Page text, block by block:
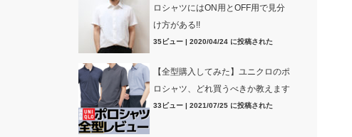
ロシャツにはON用とOFF用で見分
け方がある!!
35ビュー| 2020/04/24 に投稿された
【全型購入してみた】ユニクロのポ
ロシャツ、どれ買うべきか教えます
33ビュー| 2021/07/25 に投稿された